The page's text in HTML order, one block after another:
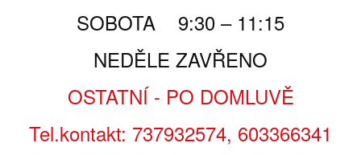
PŘIDAT DO KOŠÍKU
PARAMETRY
SOBOTA 9:30 – 11:15
NEDĚLE ZAVŘENO
OSTATNÍ - PO DOMLUVĚ
Tel.kontakt: 737932574, 603366341